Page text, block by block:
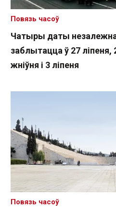
Чатыры даты
заблытацца ў 27 ліпеня,
жніўня і 3 ліпеня
Повязь часоў
Повязь часоў